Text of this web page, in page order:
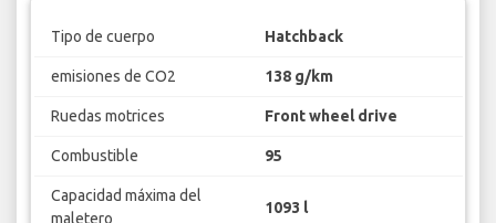
Tipo de cuerpo Hatchback
emisiones de CO2 138 g/km
Ruedas motrices Front wheel drive
Combustible 95
Capacidad máxima del
maletero
1093 l